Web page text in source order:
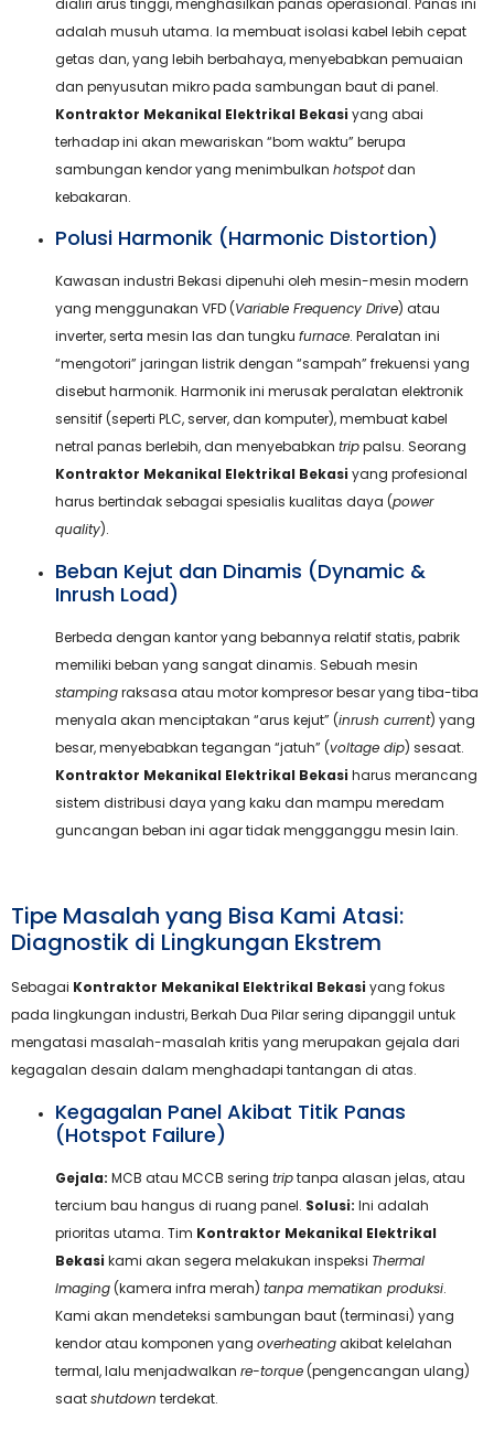
dialiri arus tinggi, menghasilkan panas operasional. Panas ini
adalah musuh utama. Ia membuat isolasi kabel lebih cepat
getas dan, yang lebih berbahaya, menyebabkan pemuaian
dan penyusutan mikro pada sambungan baut di panel.
Kontraktor Mekanikal Elektrikal Bekasi yang abai
terhadap ini akan mewariskan “bom waktu” berupa
sambungan kendor yang menimbulkan hotspotdan
kebakaran.
Polusi Harmonik (Harmonic Distortion)
Kawasan industri Bekasi dipenuhi oleh mesin-mesin modern
yang menggunakan VFD (Variable Frequency Drive) atau
inverter, serta mesin las dan tungku furnace. Peralatan ini
“mengotori” jaringan listrik dengan “sampah” frekuensi yang
disebut harmonik. Harmonik ini merusak peralatan elektronik
sensitif (seperti PLC, server, dan komputer), membuat kabel
netral panas berlebih, dan menyebabkan trippalsu. Seorang
Kontraktor Mekanikal Elektrikal Bekasi yang profesional
harus bertindak sebagai spesialis kualitas daya (power
quality).
Beban Kejut dan Dinamis (Dynamic &
Inrush Load)
Berbeda dengan kantor yang bebannya relatif statis, pabrik
memiliki beban yang sangat dinamis. Sebuah mesin
stampingraksasa atau motor kompresor besar yang tiba-tiba
menyala akan menciptakan “arus kejut” (inrush current) yang
besar, menyebabkan tegangan “jatuh” (voltage dip) sesaat.
Kontraktor Mekanikal Elektrikal Bekasi harus merancang
sistem distribusi daya yang kaku dan mampu meredam
guncangan beban ini agar tidak mengganggu mesin lain.
Tipe Masalah yang Bisa Kami Atasi:
Diagnostik di Lingkungan Ekstrem
Sebagai Kontraktor Mekanikal Elektrikal Bekasi yang fokus
pada lingkungan industri, Berkah Dua Pilar sering dipanggil untuk
mengatasi masalah-masalah kritis yang merupakan gejala dari
kegagalan desain dalam menghadapi tantangan di atas.
Kegagalan Panel Akibat Titik Panas
(Hotspot Failure)
Gejala: MCB atau MCCB sering triptanpa alasan jelas, atau
tercium bau hangus di ruang panel. Solusi: Ini adalah
prioritas utama. Tim Kontraktor Mekanikal Elektrikal
Bekasi kami akan segera melakukan inspeksi Thermal
Imaging(kamera infra merah) tanpa mematikan produksi.
Kami akan mendeteksi sambungan baut (terminasi) yang
kendor atau komponen yang overheatingakibat kelelahan
termal, lalu menjadwalkan re-torque(pengencangan ulang)
saatshutdown terdekat.